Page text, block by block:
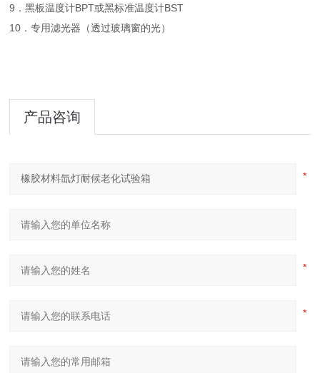
9．黑板温度计BPT或黑标准温度计BST
10．专用滤光器（透过玻璃窗的光）
产品咨询